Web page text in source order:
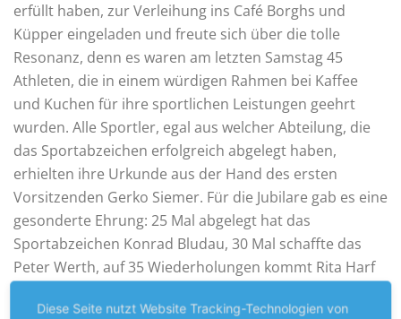
erfüllt haben, zur Verleihung ins Café Borghs und
Küpper eingeladen und freute sich über die tolle
Resonanz, denn es waren am letzten Samstag 45
Athleten, die in einem würdigen Rahmen bei Kaffee
und Kuchen für ihre sportlichen Leistungen geehrt
wurden. Alle Sportler, egal aus welcher Abteilung, die
das Sportabzeichen erfolgreich abgelegt haben,
erhielten ihre Urkunde aus der Hand des ersten
Vorsitzenden Gerko Siemer. Für die Jubilare gab es eine
gesonderte Ehrung: 25 Mal abgelegt hat das
Sportabzeichen Konrad Bludau, 30 Mal schaffte das
Peter Werth, auf 35 Wiederholungen kommt Rita Harf
zum 50. Mal. Einen extra Applaus erhielten die
Diese Seite nutzt Website Tracking-Technologien von